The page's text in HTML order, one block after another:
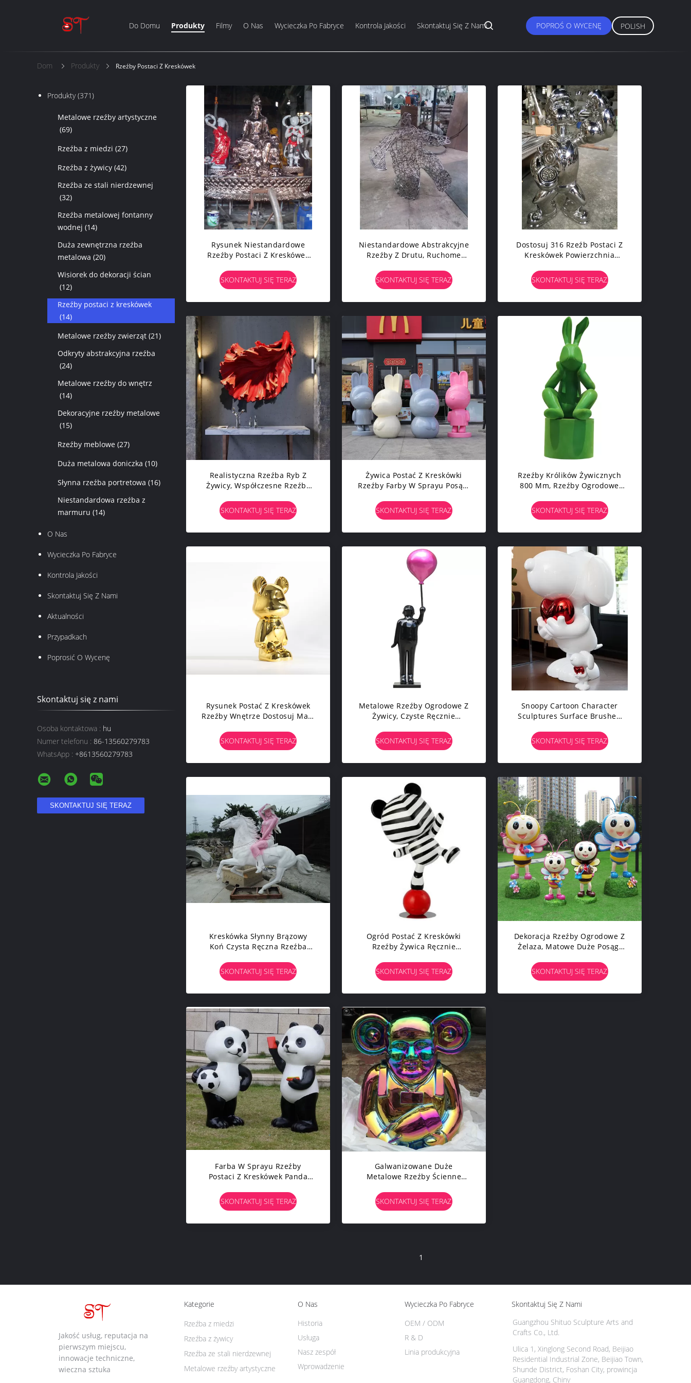
Do Domu Produkty Filmy O Nas Wycieczka Po Fabryce Kontrola Jakości Skontaktuj Się Z Nami POPROŚ O WYCENĘ POLISH
Dom Produkty Rzeźby Postaci Z Kreskówek
Produkty (371)
Metalowe rzeźby artystyczne
(69)
Rzeźba z miedzi (27)
Rzeźba z żywicy (42)
Rzeźba ze stali nierdzewnej
(32)
Rzeźba metalowej fontanny
wodnej (14)
Duża zewnętrzna rzeźba
metalowa (20)
Wisiorek do dekoracji ścian
(12)
Rzeźby postaci z kreskówek
(14)
Metalowe rzeźby zwierząt (21)
Odkryty abstrakcyjna rzeźba
(24)
Metalowe rzeźby do wnętrz
(14)
Dekoracyjne rzeźby metalowe
(15)
Rzeźby meblowe (27)
Duża metalowa doniczka (10)
Słynna rzeźba portretowa (16)
Niestandardowa rzeźba z
marmuru (14)
O Nas
Wycieczka Po Fabryce
Kontrola Jakości
Skontaktuj Się Z Nami
Aktualności
Przypadkach
Poprosić O Wycenę
Skontaktuj się z nami
Osoba kontaktowa : hu
Numer telefonu : 86-13560279783
WhatsApp : +8613560279783
Rysunek Niestandardowe
Rzeźby Postaci Z Kreskówek
Nierdzewnej Na Zewnątrz
SKONTAKTUJ SIĘ TERAZ
Niestandardowe Abstrakcyjne
Rzeźby Z Drutu, Ruchome
Prezenty Do Dekoracji Wnętrz
SKONTAKTUJ SIĘ TERAZ
Dostosuj 316 Rzeźb Postaci Z
Kreskówek Powierzchnia
Szczotkowanego Metalu
SKONTAKTUJ SIĘ TERAZ
Realistyczna Rzeźba Ryb Z
Żywicy, Współczesne Rzeźby
Cyjan
SKONTAKTUJ SIĘ TERAZ
Żywica Postać Z Kreskówki
Rzeźby Farby W Sprayu Posągi
SKONTAKTUJ SIĘ TERAZ
Rzeźby Królików Żywicznych
800 Mm, Rzeźby Ogrodowe
SKONTAKTUJ SIĘ TERAZ
Rysunek Postać Z Kreskówek
Rzeźby Wnętrze Dostosuj Małe
Prezenty
SKONTAKTUJ SIĘ TERAZ
Metalowe Rzeźby Ogrodowe Z
Żywicy, Czyste Ręcznie
Ludzi
SKONTAKTUJ SIĘ TERAZ
Snoopy Cartoon Character
Sculptures Surface Brushed
SKONTAKTUJ SIĘ TERAZ
Kreskówka Słynny Brązowy
Koń Czysta Ręczna Rzeźba
SKONTAKTUJ SIĘ TERAZ
Ogród Postać Z Kreskówki
Rzeźby Żywica Ręcznie
SKONTAKTUJ SIĘ TERAZ
Dekoracja Rzeźby Ogrodowe Z
Żelaza, Matowe Duże Posągi
SKONTAKTUJ SIĘ TERAZ
Farba W Sprayu Rzeźby
Postaci Z Kreskówek Panda
Zwierzęta
SKONTAKTUJ SIĘ TERAZ
Galwanizowane Duże
Metalowe Rzeźby Ścienne
Dekoracje
SKONTAKTUJ SIĘ TERAZ
1
Jakość usług, reputacja na
pierwszym miejscu,
innowacje techniczne,
wieczna sztuka
Kategorie
Metalowe rzeźby artystyczne
Rzeźba z miedzi
Rzeźba z żywicy
Rzeźba ze stali nierdzewnej
O Nas
Wprowadzenie
Historia
Usługa
Nasz zespół
Wycieczka Po Fabryce
Linia produkcyjna
OEM / ODM
R & D
Skontaktuj Się Z Nami
Guangzhou Shituo Sculpture Arts and
Crafts Co., Ltd.
Ulica 1, Xinglong Second Road, Beijiao
Residential Industrial Zone, Beijiao Town,
Shunde District, Foshan City, prowincja
Guangdong, Chiny